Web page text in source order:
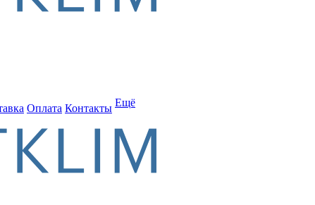
Оплата Контакты Ещё